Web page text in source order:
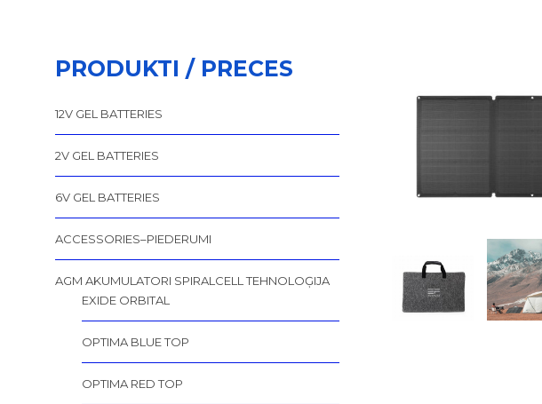
PRODUKTI / PRECES
12V GEL BATTERIES
2V GEL BATTERIES
6V GEL BATTERIES
ACCESSORIES–PIEDERUMI
AGM AKUMULATORI SPIRALCELL TEHNOLOĢIJA
EXIDE ORBITAL
OPTIMA BLUE TOP
OPTIMA RED TOP